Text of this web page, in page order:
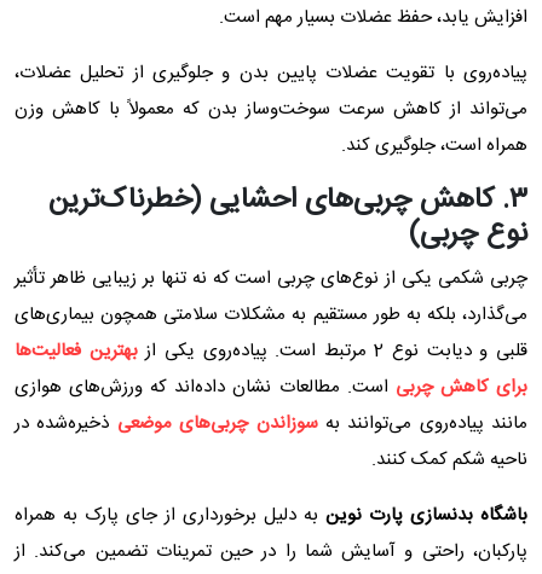
افزایش یابد، حفظ عضلات بسیار مهم است.
پیاده‌روی با تقویت عضلات پایین بدن و جلوگیری از تحلیل عضلات،
می‌تواند از کاهش سرعت سوخت‌وساز بدن که معمولاً با کاهش وزن
همراه است، جلوگیری کند.
۳. کاهش چربی‌های احشایی (خطرناک‌ترین
نوع چربی)
چربی شکمی یکی از نوع‌های چربی است که نه تنها بر زیبایی ظاهر تأثیر
می‌گذارد، بلکه به طور مستقیم به مشکلات سلامتی همچون بیماری‌های
قلبی و دیابت نوع 2 مرتبط است. پیاده‌روی یکی از
بهترین فعالیت‌ها
برای کاهش چربی است. مطالعات نشان داده‌اند که ورزش‌های هوازی
مانند پیاده‌روی می‌توانند بهسوزاندن چربی‌های موضعی ذخیره‌شده در
ناحیه شکم کمک کنند.
باشگاه بدنسازی پارت نوین به ‌دلیل برخورداری از جای پارک به همراه
پارکبان، راحتی و آسایش شما را در حین تمرینات تضمین می‌کند. از